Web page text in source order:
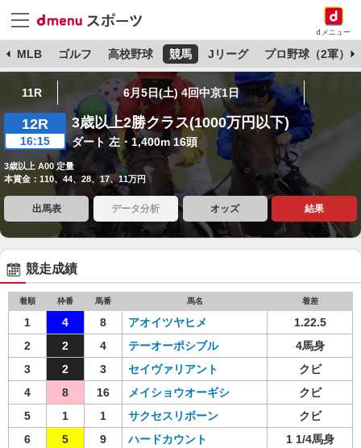
dメニュー
MLB ゴルフ 高校野球 競馬 Jリーグ プロ野球（2軍）
11R 6月5日(土) 4回中京1日
12R
16:15
3歳以上2勝クラス(1000万円以下)
ダート 左・1,400m 16頭
3歳以上 A00 定量
本賞金：110、44、28、17、11万円
出馬表 データ分析 オッズ 結果
競走成績
着順 枠番 馬番 馬名 着差
1 4 8 アオイツヤヒメ
1.22.5
2
2 4 テーオーポシブル
4馬身
3
2 3 セイヴァリアント
クビ
4
8 16 メイショウオーギシ
クビ
5
1 1 サクセスリボーン
クビ
6
5 9 ハードカウント
1 1/4馬身